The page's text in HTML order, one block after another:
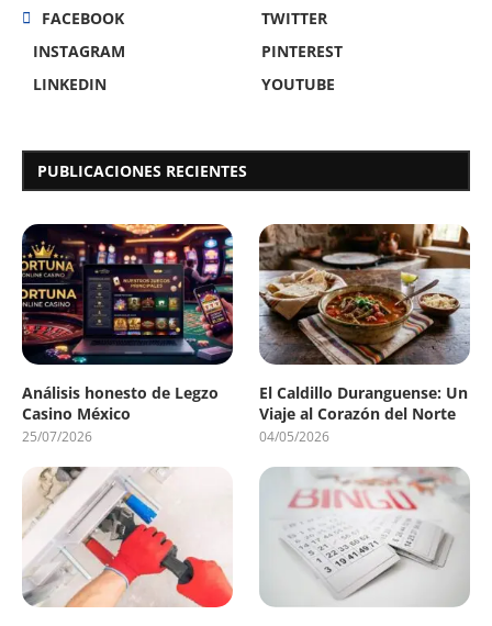
FACEBOOK
TWITTER
INSTAGRAM
PINTEREST
LINKEDIN
YOUTUBE
PUBLICACIONES RECIENTES
Análisis honesto de Legzo
Casino México
25/07/2026
El Caldillo Duranguense: Un
Viaje al Corazón del Norte
04/05/2026